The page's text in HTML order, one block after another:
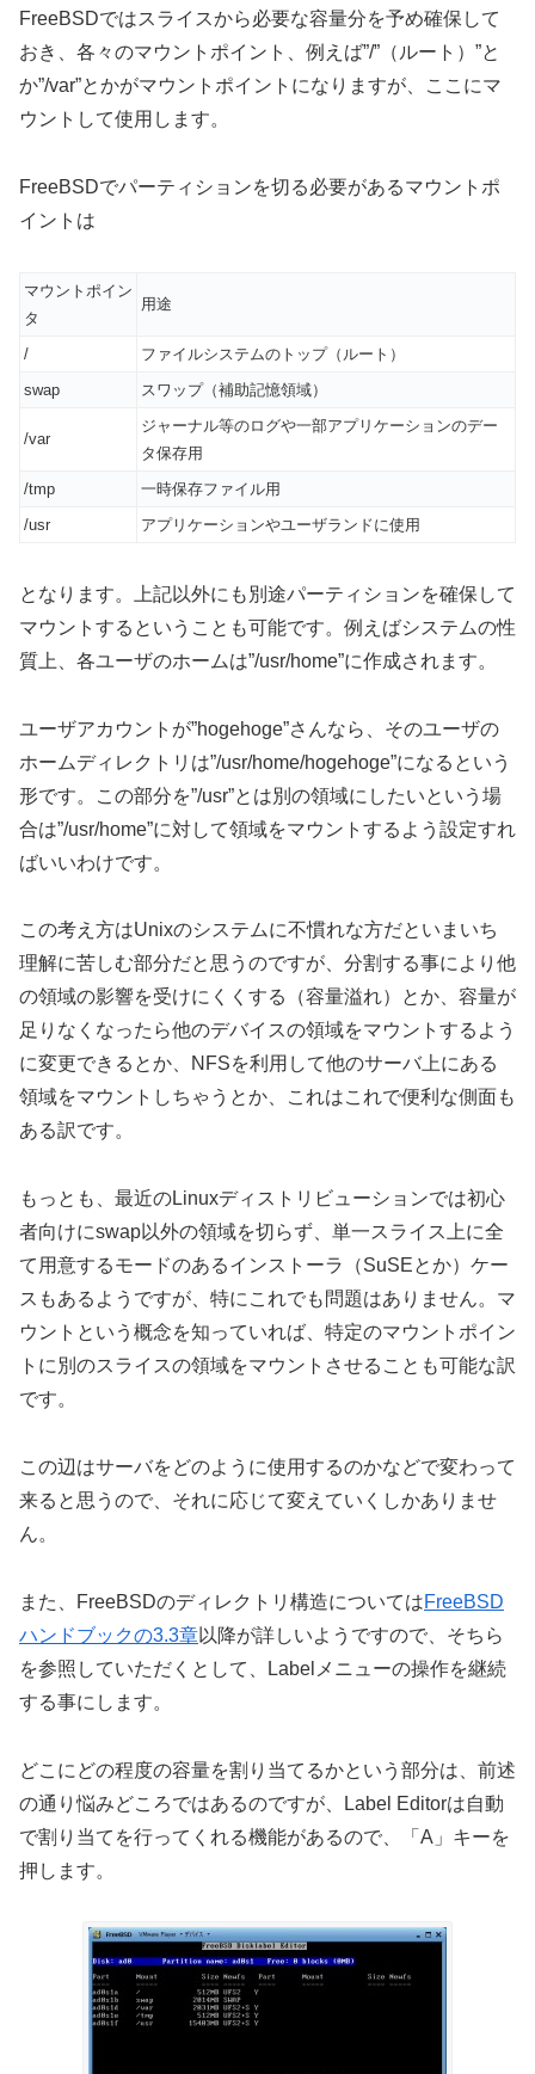
FreeBSDではスライスから必要な容量分を予め確保して
おき、各々のマウントポイント、例えば”/”（ルート）”と
か”/var”とかがマウントポイントになりますが、ここにマ
ウントして使用します。
FreeBSDでパーティションを切る必要があるマウントポ
イントは
マウントポイン
タ
用途
/
ファイルシステムのトップ（ルート）
swap
スワップ（補助記憶領域）
/var
ジャーナル等のログや一部アプリケーションのデー
タ保存用
/tmp
一時保存ファイル用
/usr
アプリケーションやユーザランドに使用
となります。上記以外にも別途パーティションを確保して
マウントするということも可能です。例えばシステムの性
質上、各ユーザのホームは”/usr/home”に作成されます。
ユーザアカウントが”hogehoge”さんなら、そのユーザの
ホームディレクトリは”/usr/home/hogehoge”になるという
形です。この部分を”/usr”とは別の領域にしたいという場
合は”/usr/home”に対して領域をマウントするよう設定すれ
ばいいわけです。
この考え方はUnixのシステムに不慣れな方だといまいち
理解に苦しむ部分だと思うのですが、分割する事により他
の領域の影響を受けにくくする（容量溢れ）とか、容量が
足りなくなったら他のデバイスの領域をマウントするよう
に変更できるとか、NFSを利用して他のサーバ上にある
領域をマウントしちゃうとか、これはこれで便利な側面も
ある訳です。
もっとも、最近のLinuxディストリビューションでは初心
者向けにswap以外の領域を切らず、単一スライス上に全
て用意するモードのあるインストーラ（SuSEとか）ケー
スもあるようですが、特にこれでも問題はありません。マ
ウントという概念を知っていれば、特定のマウントポイン
トに別のスライスの領域をマウントさせることも可能な訳
です。
この辺はサーバをどのように使用するのかなどで変わって
来ると思うので、それに応じて変えていくしかありませ
ん。
また、FreeBSDのディレクトリ構造についてはFreeBSD
ハンドブックの3.3章以降が詳しいようですので、そちら
を参照していただくとして、Labelメニューの操作を継続
する事にします。
どこにどの程度の容量を割り当てるかという部分は、前述
の通り悩みどころではあるのですが、Label Editorは自動
で割り当てを行ってくれる機能があるので、「A」キーを
押します。